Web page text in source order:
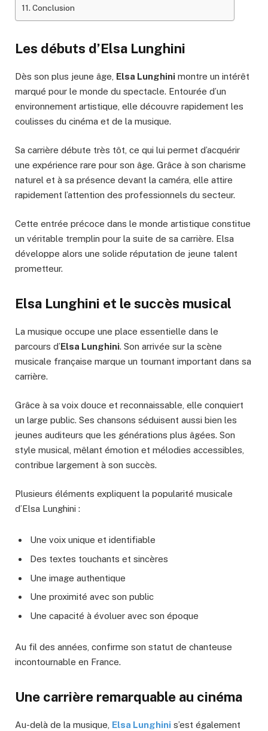
Conclusion
Les débuts d’Elsa Lunghini
Dès son plus jeune âge, Elsa Lunghini montre un intérêt
marqué pour le monde du spectacle. Entourée d’un
environnement artistique, elle découvre rapidement les
coulisses du cinéma et de la musique.
Sa carrière débute très tôt, ce qui lui permet d’acquérir
une expérience rare pour son âge. Grâce à son charisme
naturel et à sa présence devant la caméra, elle attire
rapidement l’attention des professionnels du secteur.
Cette entrée précoce dans le monde artistique constitue
un véritable tremplin pour la suite de sa carrière. Elsa
développe alors une solide réputation de jeune talent
prometteur.
Elsa Lunghini et le succès musical
La musique occupe une place essentielle dans le
parcours d’Elsa Lunghini. Son arrivée sur la scène
musicale française marque un tournant important dans sa
carrière.
Grâce à sa voix douce et reconnaissable, elle conquiert
un large public. Ses chansons séduisent aussi bien les
jeunes auditeurs que les générations plus âgées. Son
style musical, mêlant émotion et mélodies accessibles,
contribue largement à son succès.
Plusieurs éléments expliquent la popularité musicale
d’Elsa Lunghini :
Une voix unique et identifiable
Des textes touchants et sincères
Une image authentique
Une proximité avec son public
Une capacité à évoluer avec son époque
Au fil des années, confirme son statut de chanteuse
incontournable en France.
Une carrière remarquable au cinéma
Au-delà de la musique, Elsa Lunghini s’est également